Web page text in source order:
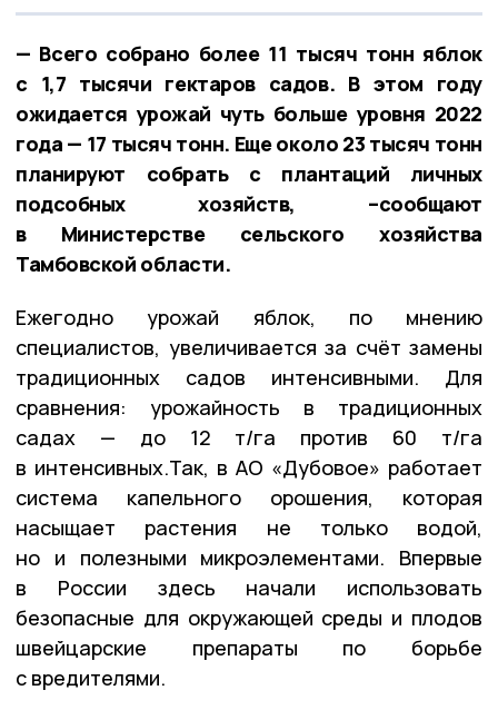
— Всего собрано более 11 тысяч тонн яблок
с 1,7 тысячи гектаров садов. В этом году
ожидается урожай чуть больше уровня 2022
года — 17 тысяч тонн. Еще около 23 тысяч тонн
планируют собрать с плантаций личных
подсобных хозяйств, –сообщают
в Министерстве сельского хозяйства
Тамбовской области.
Ежегодно урожай яблок, по мнению
специалистов, увеличивается за счёт замены
традиционных садов интенсивными. Для
сравнения: урожайность в традиционных
садах — до 12 т/га против 60 т/га
в интенсивных.Так, в АО «Дубовое» работает
система капельного орошения, которая
насыщает растения не только водой,
но и полезными микроэлементами. Впервые
в России здесь начали использовать
безопасные для окружающей среды и плодов
швейцарские препараты по борьбе
с вредителями.